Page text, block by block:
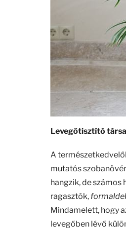
Levegőtisztító
A
mutatós
hangzik, de számos
ragasztók,
Mindamelett, hogy
levegőben lévő